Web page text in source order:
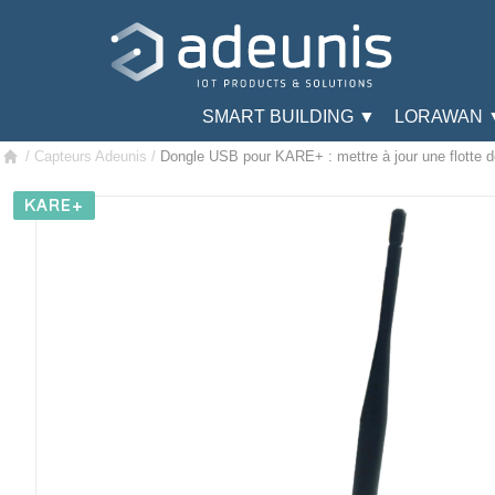
SMART BUILDING ▼ LORAWAN
/ Capteurs Adeunis / Dongle USB pour KARE+ : mettre à jour une flotte
KARE+